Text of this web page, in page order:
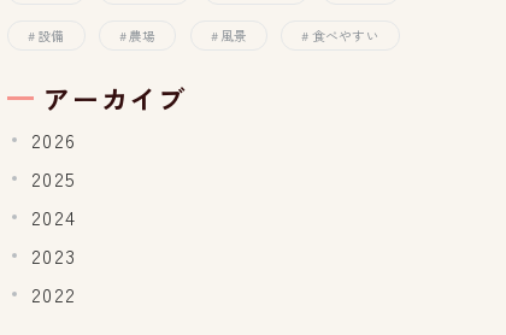
設備 農場 風景 食べやすい
アーカイブ
2026
2025
2024
2023
2022